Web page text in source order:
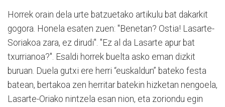
Horrek orain dela urte batzuetako artikulu bat dakarkit
gogora. Honela esaten zuen: "Benetan? Ostia! Lasarte-
Soriakoa zara, ez dirudi". "Ez al da Lasarte apur bat
txurrianoa?". Esaldi horrek buelta asko eman dizkit
buruan. Duela gutxi ere herri “euskaldun” bateko festa
batean, bertakoa zen herritar batekin hizketan nengoela,
Lasarte-Oriako nintzela esan nion, eta zoriondu egin